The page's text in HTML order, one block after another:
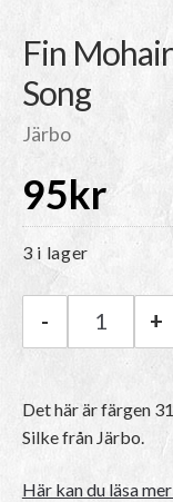
Fin
Song
Järbo
95kr
3 i lager
Järbo
- +
Det här är färgen
Silkefrån Järbo.
Här kan du läsa